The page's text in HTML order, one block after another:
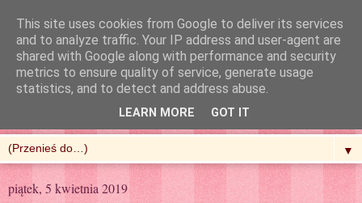
R'n'G Kitchen
▼
piątek, 5 kwietnia 2019
This site uses cookies from Google to deliver its services
and to analyze traffic. Your IP address and user-agent are
shared with Google along with performance and security
metrics to ensure quality of service, generate usage
statistics, and to detect and address abuse.
LEARN MORE GOT IT